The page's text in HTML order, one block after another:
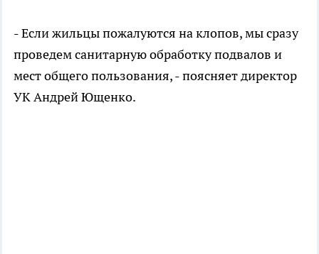
- Если жильцы пожалуются на клопов, мы сразу
проведем санитарную обработку подвалов и
мест общего пользования, - поясняет директор
УК Андрей Ющенко.